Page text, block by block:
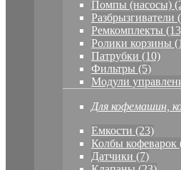
Помпы (насосы)
Разбрызгиватели
Ремкомплекты
Ролики корзины
Патрубки (10)
Фильтры (5)
Модули
Для кофемашин,
Емкости (23)
Колбы кофеварок
Датчики (7)